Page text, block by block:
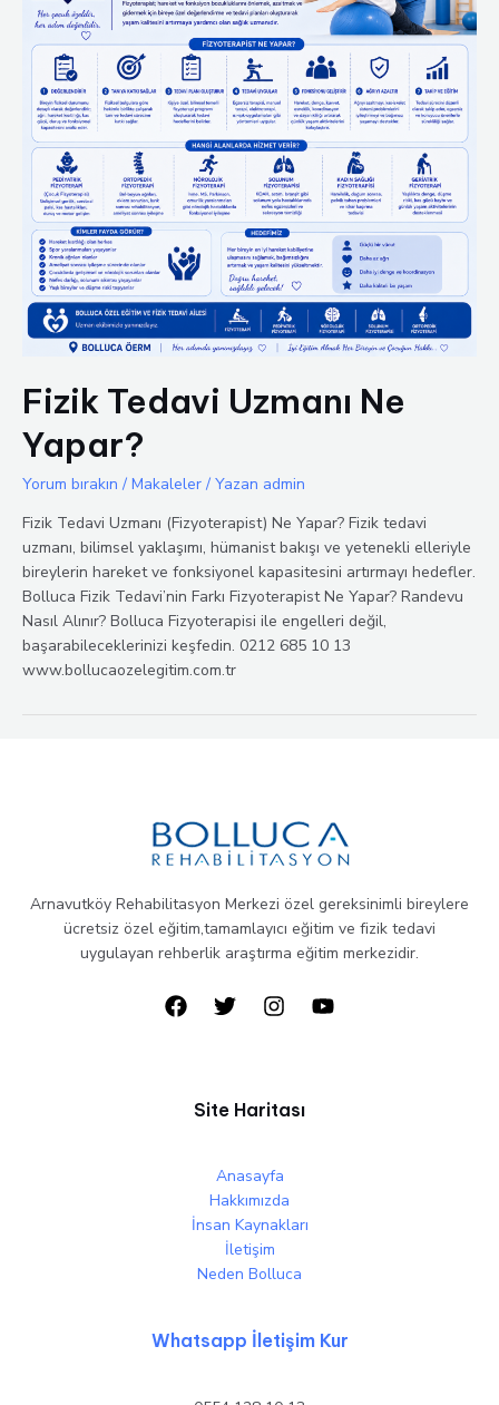
Fizik Tedavi Uzmanı Ne
Yapar?
Yorum bırakın / Makaleler / Yazan admin
Fizik Tedavi Uzmanı (Fizyoterapist) Ne Yapar? Fizik tedavi
uzmanı, bilimsel yaklaşımı, hümanist bakışı ve yetenekli elleriyle
bireylerin hareket ve fonksiyonel kapasitesini artırmayı hedefler.
Bolluca Fizik Tedavi’nin Farkı Fizyoterapist Ne Yapar? Randevu
Nasıl Alınır? Bolluca Fizyoterapisi ile engelleri değil,
başarabileceklerinizi keşfedin. 0212 685 10 13
www.bollucaozelegitim.com.tr
Arnavutköy Rehabilitasyon Merkezi özel gereksinimli bireylere
ücretsiz özel eğitim,tamamlayıcı eğitim ve fizik tedavi
uygulayan rehberlik araştırma eğitim merkezidir.
Site Haritası
Anasayfa
Hakkımızda
İnsan Kaynakları
İletişim
Neden Bolluca
Whatsapp İletişim Kur